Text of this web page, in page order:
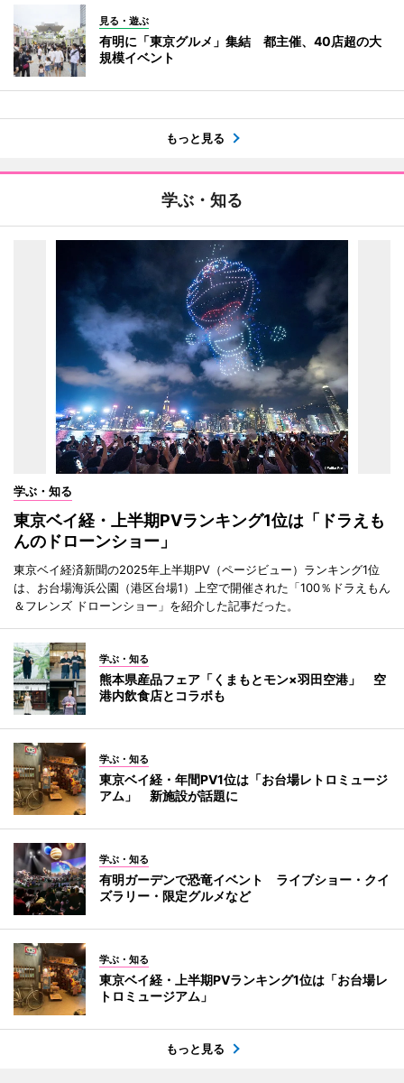
見る・遊ぶ
有明に「東京グルメ」集結 都主催、40店超の大
規模イベント
もっと見る
学ぶ・知る
学ぶ・知る
東京ベイ経・上半期PVランキング1位は「ドラえも
んのドローンショー」
東京ベイ経済新聞の2025年上半期PV（ページビュー）ランキング1位
は、お台場海浜公園（港区台場1）上空で開催された「100％ドラえもん
＆フレンズ ドローンショー」を紹介した記事だった。
学ぶ・知る
熊本県産品フェア「くまもとモン×羽田空港」 空
港内飲食店とコラボも
学ぶ・知る
東京ベイ経・年間PV1位は「お台場レトロミュージ
アム」 新施設が話題に
学ぶ・知る
有明ガーデンで恐竜イベント ライブショー・クイ
ズラリー・限定グルメなど
学ぶ・知る
東京ベイ経・上半期PVランキング1位は「お台場レ
トロミュージアム」
もっと見る